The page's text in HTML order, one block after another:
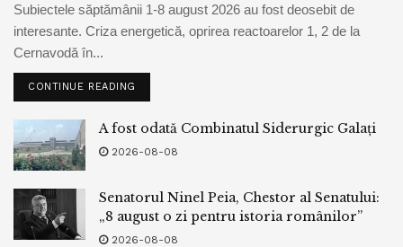
Subiectele săptămânii 1-8 august 2026 au fost deosebit de
interesante. Criza energetică, oprirea reactoarelor 1, 2 de la
Cernavodă în...
CONTINUE READING
A fost odată Combinatul Siderurgic Galați
2026-08-08
Senatorul Ninel Peia, Chestor al Senatului:
„8 august o zi pentru istoria românilor”
2026-08-08